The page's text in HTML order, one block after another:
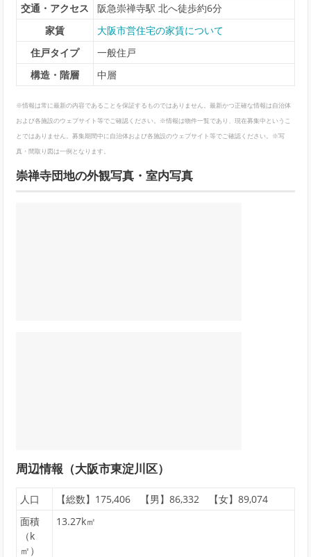
交通・アクセス
阪急崇禅寺駅 北へ徒歩約6分
家賃
大阪市営住宅の家賃について
住戸タイプ
一般住戸
構造・階層
中層
※情報は常に最新の内容であることを保証するものではありません。最新かつ正確な情報は自治体
および各施設のウェブサイト等でご確認ください。※情報は物件一覧であり、現在募集中というこ
とではありません。募集期間中に自治体および各施設のウェブサイト等でご確認ください。※写
真・間取り図は一例となります。
崇禅寺団地の外観写真・室内写真
周辺情報（大阪市東淀川区）
人口
【総数】175,406 【男】86,332 【女】89,074
面積
（k
㎡）
13.27k㎡